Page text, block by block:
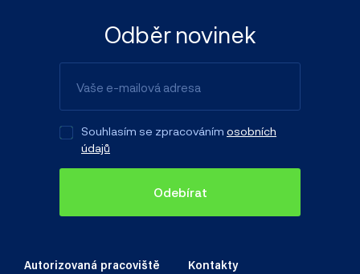
Autorizovaná pracoviště Kontakty
Odběr novinek
Souhlasím se zpracováním osobních
údajů
Odebírat